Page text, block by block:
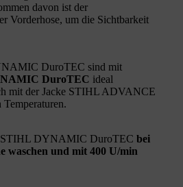
davon ist der
Vorderhose, um die Sichtbarkeit
DuroTEC sind mit
DuroTEC ideal
mit der Jacke STIHL ADVANCE
STIHL DYNAMIC DuroTEC bei
waschen und mit 400 U/min